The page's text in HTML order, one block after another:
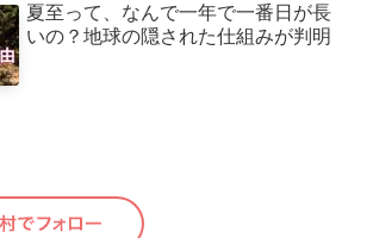
夏至って、なんで一年で一番日が長
いの？地球の隠された仕組みが判明